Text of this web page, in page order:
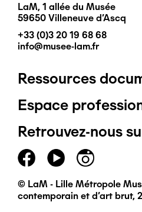
LaM, 1 allée du Musée
59650 Villeneuve d'Ascq
+33 (0)3 20 19 68 68
info@musee-lam.fr
Pied
de
page
principal
Ressources
Espace
Retrouvez-nous
© LaM - Lille Métropole
contemporain et d'art brut,